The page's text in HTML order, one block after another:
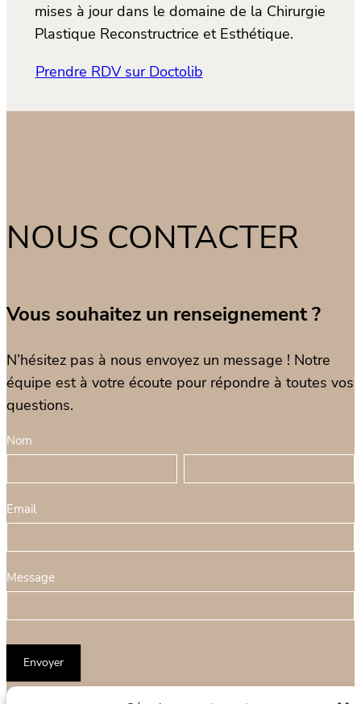
mises à jour dans le domaine de la Chirurgie
Plastique Reconstructrice et Esthétique.
Prendre RDV sur Doctolib
NOUS CONTACTER
Vous souhaitez un renseignement ?
N’hésitez pas à nous envoyez un message ! Notre
équipe est à votre écoute pour répondre à toutes vos
questions.
F
r
m
l
a
r
e
e
Nom
o
m
o
Email
Message
Envoyer
S
v
o
s
ê
e
s
n